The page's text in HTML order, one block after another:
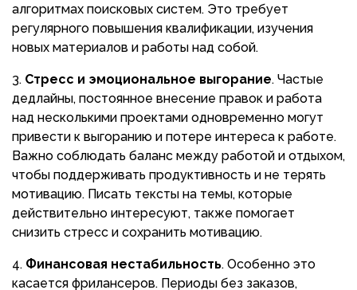
алгоритмах поисковых систем. Это требует
регулярного повышения квалификации, изучения
новых материалов и работы над собой.
Стресс и эмоциональное выгорание. Частые
дедлайны, постоянное внесение правок и работа
над несколькими проектами одновременно могут
привести к выгоранию и потере интереса к работе.
Важно соблюдать баланс между работой и отдыхом,
чтобы поддерживать продуктивность и не терять
мотивацию. Писать тексты на темы, которые
действительно интересуют, также помогает
снизить стресс и сохранить мотивацию.
Финансовая нестабильность. Особенно это
касается фрилансеров. Периоды без заказов,